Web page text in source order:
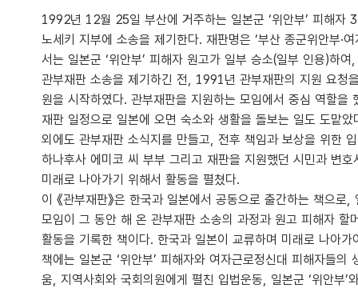
1992년 12월 25일 부산에 거주하는 일본군 ‘위안부’ 피해자
노세키 지부에 소송을 제기한다. 재판명은 ‘부산 종군위안부
서는 일본군 ‘위안부’ 피해자 원고가 일부 승소(일부 인용)하
관부재판 소송을 제기하긴 전, 1991년 관부재판의 지원 요청
원을 시작하였다. 관부재판을 지원하는 모임에서 중심 역할
재판 일정으로 일본에 오면 숙소와 생활을 돌보는 일도 도맡
외에도 관부재판 소식지를 만들고, 전후 책임과 보상을 위한
하나후사 에미코 씨 부부 그리고 재판을 지원했던 시민과 변
미래로 나아가기 위해서 활동을 펼쳤다.
이 《관부재판》은 한국과 일본에서 공동으로 출간하는 책으
모임이 그 동안 해 온 관부재판 소송의 과정과 원고 피해자 할
활동을 기록한 책이다. 한국과 일본이 교류하며 미래로 나아
책에는 일본군 ‘위안부’ 피해자와 여자근로정신대 피해자들
움, 지역사회와 국회의원에게 펼친 입법운동, 일본군 ‘위안부